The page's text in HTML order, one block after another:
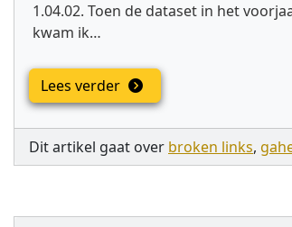
1.04.02. Toen de dataset in het
kwam ik…
Lees verder
Dit artikel gaat over broken links,